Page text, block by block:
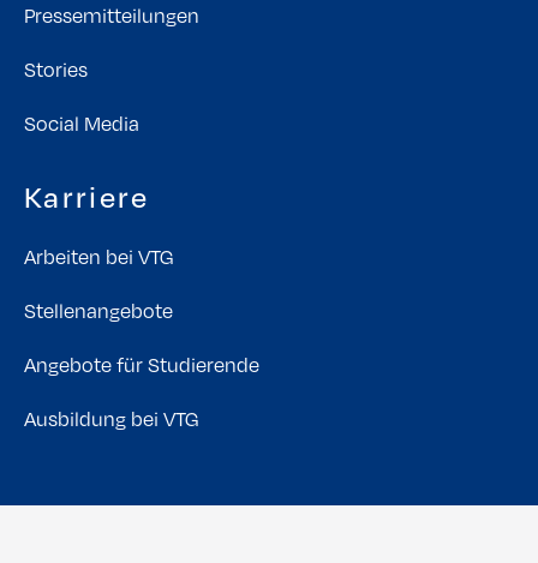
Pressemitteilungen
Stories
Social Media
Karriere
Arbeiten bei VTG
Stellenangebote
Angebote für Studierende
Ausbildung bei VTG